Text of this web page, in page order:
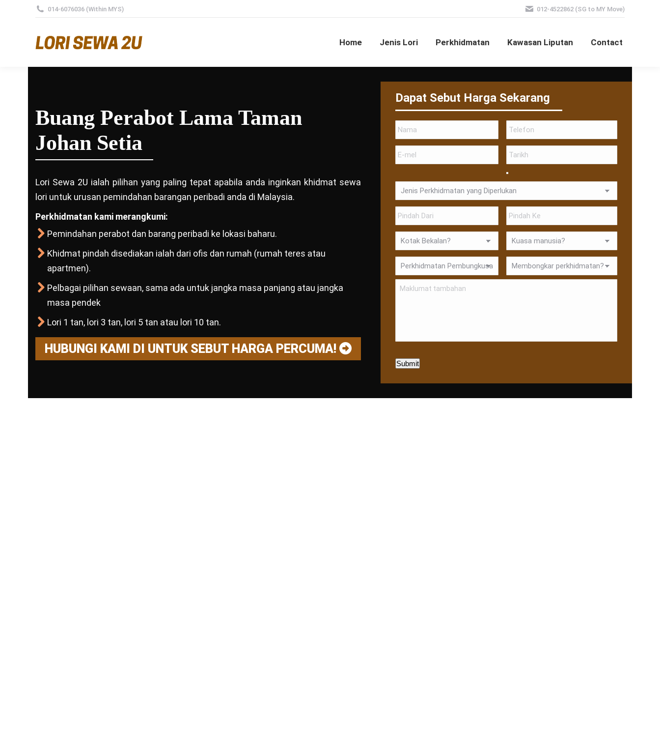
014-6076036 (Within MYS) 012-4522862 (SG to MY Move)
Home Jenis Lori Perkhidmatan Kawasan Liputan Contact
Buang Perabot Lama Taman
Johan Setia
Lori Sewa 2U ialah pilihan yang paling tepat apabila anda inginkan khidmat sewa
lori untuk urusan pemindahan barangan peribadi anda di Malaysia.
Perkhidmatan kami merangkumi:
Pemindahan perabot dan barang peribadi ke lokasi baharu.
Khidmat pindah disediakan ialah dari ofis dan rumah (rumah teres atau
apartmen).
Pelbagai pilihan sewaan, sama ada untuk jangka masa panjang atau jangka
masa pendek
Lori 1 tan, lori 3 tan, lori 5 tan atau lori 10 tan.
HUBUNGI KAMI DI UNTUK SEBUT HARGA PERCUMA!
Dapat Sebut Harga Sekarang
Submit